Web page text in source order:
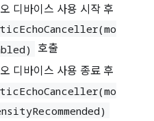
디바이스 사용 시작 후
호출
디바이스 사용 종료 후